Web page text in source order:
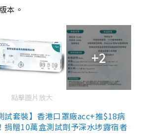
本。
+2
點擊圖片放大
試套裝】香港口罩廠acc+推$18病
捐贈10萬盒測試劑予深水埗露宿者